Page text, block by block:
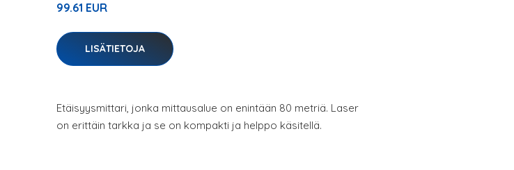
99.61 EUR
LISÄTIETOJA
Etäisyysmittari, jonka mittausalue on enintään 80 metriä. Laser
on erittäin tarkka ja se on kompakti ja helppo käsitellä.